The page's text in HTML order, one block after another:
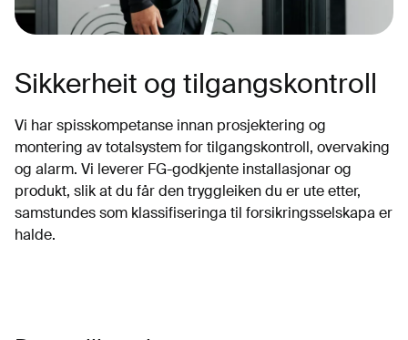
Sikkerheit og tilgangskontroll
Vi har spisskompetanse innan prosjektering og
montering av totalsystem for tilgangskontroll, overvaking
og alarm. Vi leverer FG-godkjente installasjonar og
produkt, slik at du får den tryggleiken du er ute etter,
samstundes som klassifiseringa til forsikringsselskapa er
halde.